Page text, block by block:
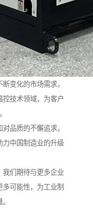
变化的市场需求，
控技术领域，为客户
品质的不懈追求，
力中国制造业的升级
我们期待与更多企业
可能性，为工业制